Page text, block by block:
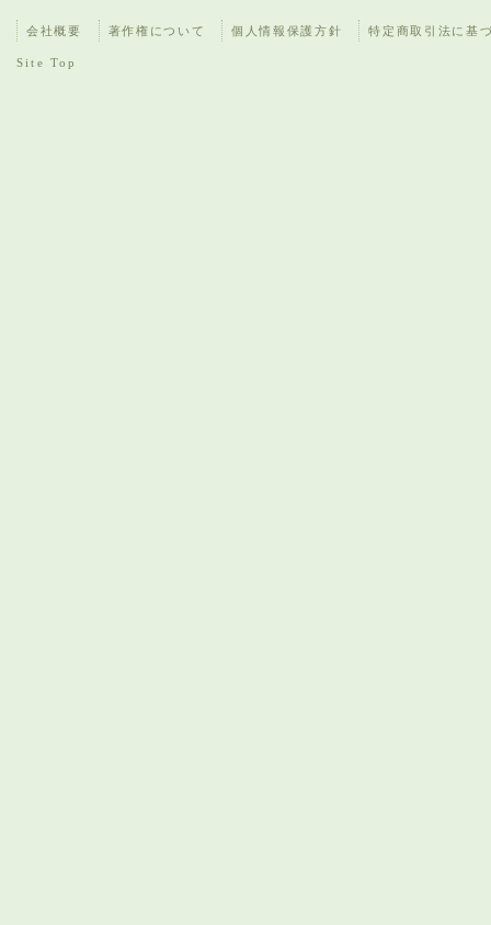
会社概要 著作権について 個人情報保護方針 特定商取引法に基
Site Top